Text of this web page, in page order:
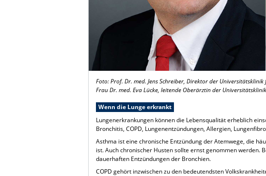
Foto: Prof. Dr. med. Jens Schreiber, Direktor der
Frau Dr. med. Eva Lücke, leitende Oberärztin der
Wenn die Lunge erkrankt
Lungenerkrankungen können die Lebensqualität erheblich
Bronchitis, COPD, Lungenentzündungen, Allergien,
Asthma ist eine chronische Entzündung der Atemwege, die
ist. Auch chronischer Husten sollte ernst genommen werden.
dauerhaften Entzündungen der Bronchien.
COPD gehört inzwischen zu den bedeutendsten